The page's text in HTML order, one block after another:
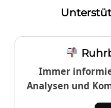
Immer
Analysen und